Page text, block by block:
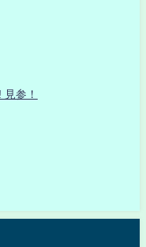
参！